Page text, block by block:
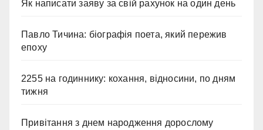
Як написати заяву за свій рахунок на один день
Павло Тичина: біографія поета, який пережив
епоху
2255 на годиннику: кохання, відносини, по дням
тижня
Привітання з днем народження дорослому